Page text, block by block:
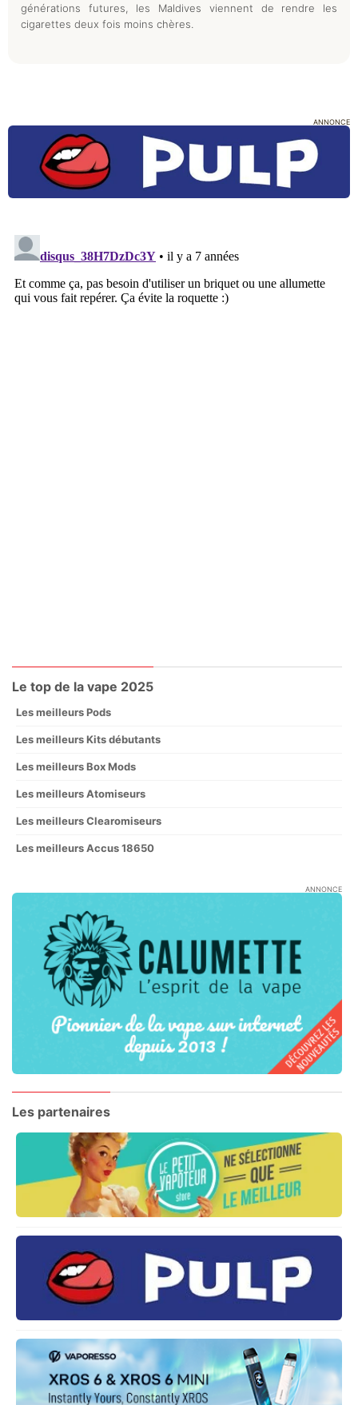
générations futures, les Maldives viennent de rendre les
cigarettes deux fois moins chères.
ANNONCE
Le top de la vape 2025
Les meilleurs Pods
Les meilleurs Kits débutants
Les meilleurs Box Mods
Les meilleurs Atomiseurs
Les meilleurs Clearomiseurs
Les meilleurs Accus 18650
ANNONCE
Les partenaires